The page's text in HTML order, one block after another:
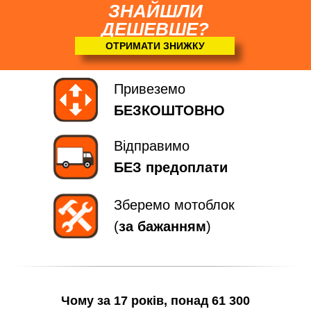
ЗНАЙШЛИ
ДЕШЕВШЕ?
ОТРИМАТИ ЗНИЖКУ
Відправимо
БЕЗ предоплати
Привеземо
БЕЗКОШТОВНО
Зберемо мотоблок
(за бажанням)
Чому за 17 років, понад 61 300